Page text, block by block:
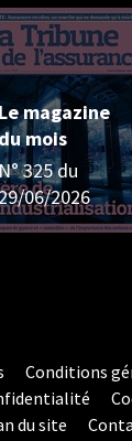
Le magazine
mois
325 du
06/2026
Conditions
du site